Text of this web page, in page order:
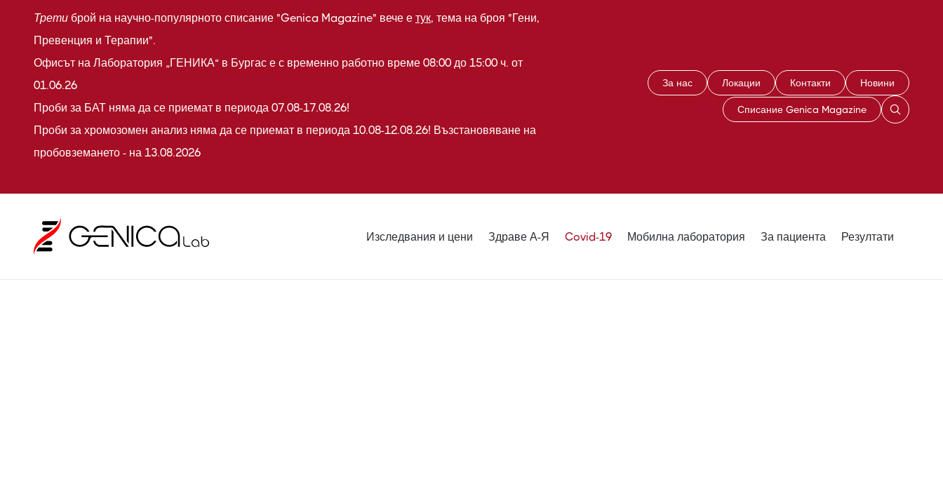
Трети брой на научно-популярното списание "Genica Magazine" вече е тук, тема на броя "Гени,
Превенция и Терапии".
Офисът на Лаборатория „ГЕНИКА“ в Бургас е с временно работно време 08:00 до 15:00 ч. от
01.06.26
Проби за БАТ няма да се приемат в периода 07.08-17.08.26!
Проби за хромозомен анализ няма да се приемат в периода 10.08-12.08.26! Възстановяване на
пробовземането - на 13.08.2026
За нас Локации Контакти Новини
Списание Genica Magazine
Изследвания и цени Здраве А-Я Covid-19 Мобилна лаборатория За пациента Резултати